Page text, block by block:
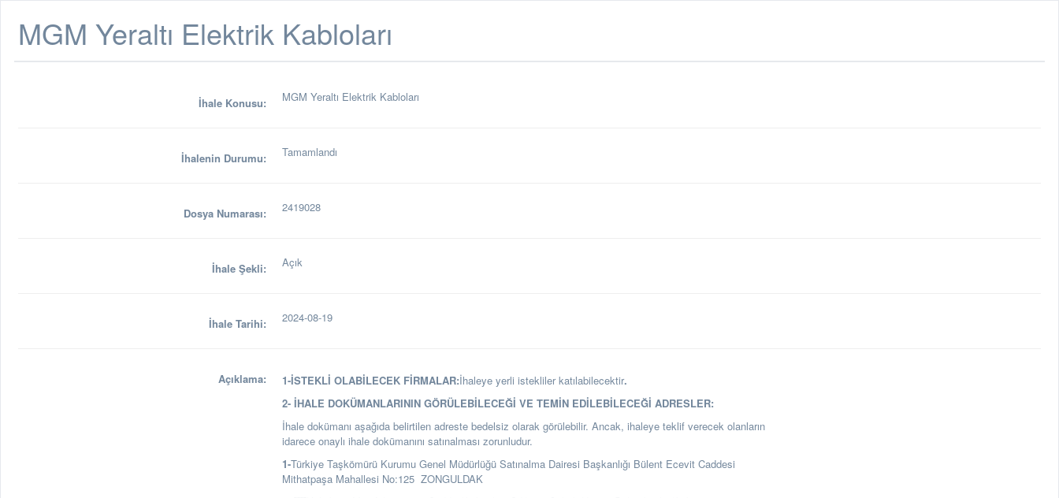
MGM Yeraltı Elektrik Kabloları
İhale Konusu: MGM Yeraltı Elektrik Kabloları
İhalenin Durumu: Tamamlandı
Dosya Numarası: 2419028
İhale Şekli: Açık
İhale Tarihi: 2024-08-19
Açıklama: 1-İSTEKLİ OLABİLECEK FİRMALAR:İhaleye yerli istekliler katılabilecektir.
2- İHALE DOKÜMANLARININ GÖRÜLEBİLECEĞİ VE TEMİN EDİLEBİLECEĞİ ADRESLER:
İhale dokümanı aşağıda belirtilen adreste bedelsiz olarak görülebilir. Ancak, ihaleye teklif verecek olanların
idarece onaylı ihale dokümanını satınalması zorunludur.
1-Türkiye Taşkömürü Kurumu Genel Müdürlüğü Satınalma Dairesi Başkanlığı Bülent Ecevit Caddesi
Mithatpaşa Mahallesi No:125 ZONGULDAK